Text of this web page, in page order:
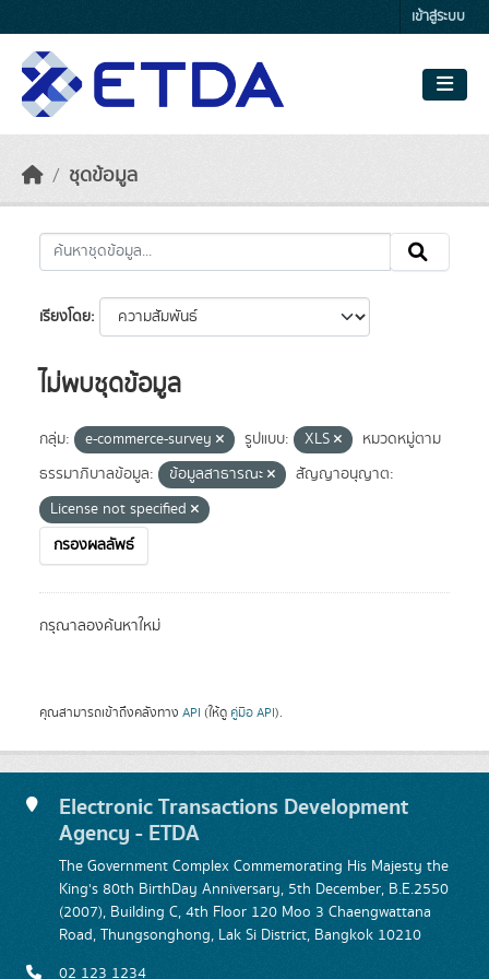
เข้าสู่ระบบ
ชุดข้อมูล
เรียงโดย
ไม่พบชุดข้อมูล
กลุ่ม: e-commerce-survey รูปแบบ: XLS
หมวดหมู่ตาม
ธรรมาภิบาลข้อมูล:
ข้อมูลสาธารณะ
สัญญาอนุญาต:
License not specified
กรองผลลัพธ์
กรุณาลองค้นหาใหม่
คุณสามารถเข้าถึงคลังทาง API (ให้ดู คู่มือ API).
Electronic Transactions Development
Agency - ETDA
The Government Complex Commemorating His Majesty the
King's 80th BirthDay Anniversary, 5th December, B.E.2550
(2007), Building C, 4th Floor 120 Moo 3 Chaengwattana
Road, Thungsonghong, Lak Si District, Bangkok 10210
02 123 1234